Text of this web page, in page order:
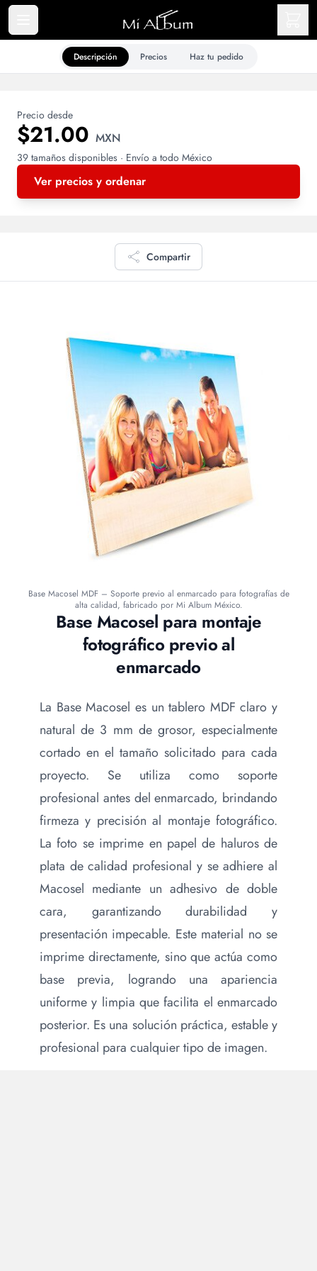
Descripción Precios Haz tu pedido
Precio desde
$21.00 MXN
39 tamaños disponibles · Envío a todo México
Ver precios y ordenar
Compartir
Base Macosel para montaje
fotográfico previo al
enmarcado
La Base Macosel es un tablero MDF claro y
natural de 3 mm de grosor, especialmente
cortado en el tamaño solicitado para cada
proyecto. Se utiliza como soporte
profesional antes del enmarcado, brindando
firmeza y precisión al montaje fotográfico.
La foto se imprime en papel de haluros de
plata de calidad profesional y se adhiere al
Macosel mediante un adhesivo de doble
cara, garantizando durabilidad y
presentación impecable. Este material no se
imprime directamente, sino que actúa como
base previa, logrando una apariencia
uniforme y limpia que facilita el enmarcado
posterior. Es una solución práctica, estable y
profesional para cualquier tipo de imagen.
Base Macosel MDF – Soporte previo al enmarcado para fotografías de
alta calidad, fabricado por Mi Album México.